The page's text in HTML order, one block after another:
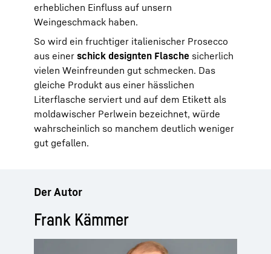
erheblichen Einfluss auf unsern
Weingeschmack haben.
So wird ein fruchtiger italienischer Prosecco
aus einer schick designten Flasche sicherlich
vielen Weinfreunden gut schmecken. Das
gleiche Produkt aus einer hässlichen
Literflasche serviert und auf dem Etikett als
moldawischer Perlwein bezeichnet, würde
wahrscheinlich so manchem deutlich weniger
gut gefallen.
Der Autor
Frank Kämmer